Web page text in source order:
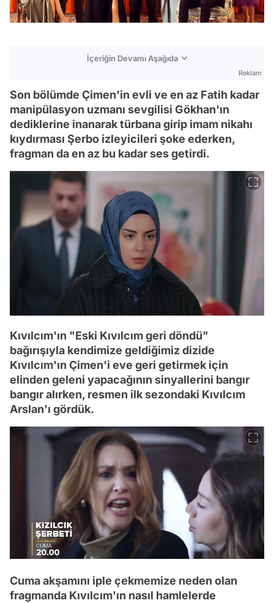
İçeriğin Devamı Aşağıda
Reklam
Son bölümde Çimen'in evli ve en az Fatih kadar
manipülasyon uzmanı sevgilisi Gökhan'ın
dediklerine inanarak türbana girip imam nikahı
kıydırması Şerbo izleyicileri şoke ederken,
fragman da en az bu kadar ses getirdi.
Kıvılcım'ın "Eski Kıvılcım geri döndü"
bağırışıyla kendimize geldiğimiz dizide
Kıvılcım'ın Çimen'i eve geri getirmek için
elinden geleni yapacağının sinyallerini bangır
bangır alırken, resmen ilk sezondaki Kıvılcım
Arslan'ı gördük.
Cuma akşamını iple çekmemize neden olan
fragmanda Kıvılcım'ın nasıl hamlelerde